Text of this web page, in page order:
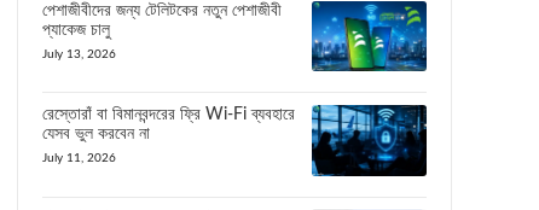
পেশাজীবীদের জন্য টেলিটকের নতুন পেশাজীবী
প্যাকেজ চালু
July 13, 2026
রেস্তোরাঁ বা বিমানবন্দরের ফ্রি Wi-Fi ব্যবহারে
যেসব ভুল করবেন না
July 11, 2026